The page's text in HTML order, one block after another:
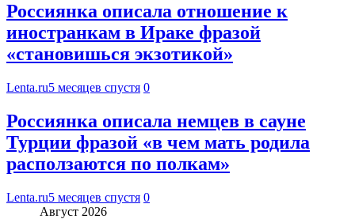
Россиянка описала отношение к
иностранкам в Ираке фразой
«становишься экзотикой»
Lenta.ru5 месяцев спустя 0
Россиянка описала немцев в сауне
Турции фразой «в чем мать родила
расползаются по полкам»
Lenta.ru5 месяцев спустя 0
Август 2026